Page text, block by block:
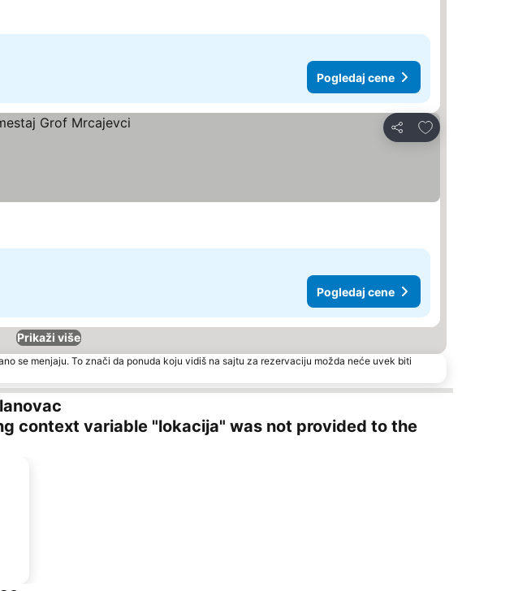
Pogledaj cene
Deli
Dodati u favorite
Pogledaj cene
Prikaži više
se menjaju. To znači da ponuda koju vidiš na sajtu za rezervaciju možda neće uvek biti
context variable "lokacija" was not provided to the